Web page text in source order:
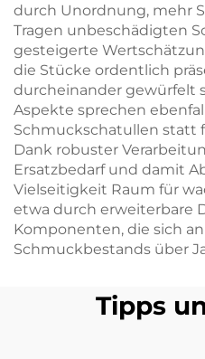
durch Unordnung, mehr
Tragen unbeschädigten
gesteigerte
die Stücke ordentlich
durcheinander gewürfelt
Aspekte sprechen
Schmuckschatullen statt
Dank robuster
Ersatzbedarf und damit
Vielseitigkeit Raum für
etwa durch erweiterbare
Komponenten, die sich
Schmuckbestands über
Tipps